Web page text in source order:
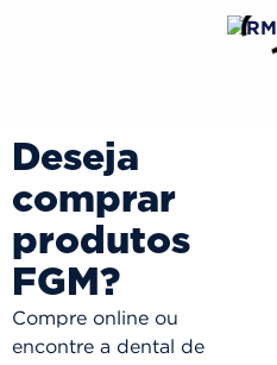
Deseja
comprar
produtos
FGM?
Compre online ou
encontre a dental de